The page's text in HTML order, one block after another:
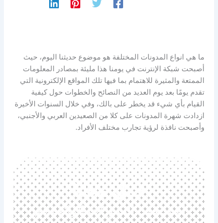
ما هي انواع المدونات المختلفة هو موضوع حديثنا اليوم، حيث
أصبحت شبكة الإنترنت في يومنا هذا مليئة بمصادر المعلومات
الممتعة والمثيرة للاهتمام بما فيها تلك المواقع الإلكترونية التي
تقدم يومًا بعد يوم العديد من النصائح والخطوات حول كيفية
القيام بأي شيء قد يخطر على بالك، وفي خلال السنوات الأخيرة
ازدادت شهرة المدونات على كلا من الصعيدين العربي والأجنبي،
وأصبحت نافذة لرؤية تجارب مختلف الأفراد.
حمل مجانا
استكشف المميزات الرائعة في